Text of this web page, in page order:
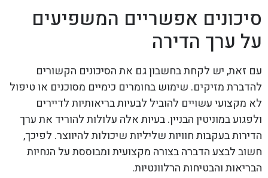
סיכונים אפשריים המשפיעים
על ערך הדירה
עם זאת, יש לקחת בחשבון גם את הסיכונים הקשורים
להדברת מזיקים. שימוש בחומרים כימיים מסוכנים או טיפול
לא מקצועי עשויים להוביל לבעיות בריאותיות לדיירים
ולפגוע במוניטין הבניין. בעיות אלה עלולות להוריד את ערך
הדירות בעקבות חוויות שליליות שיכולות להיווצר. לפיכך,
חשוב לבצע הדברה בצורה מקצועית ומבוססת על הנחיות
הבריאות והבטיחות הרלוונטיות.